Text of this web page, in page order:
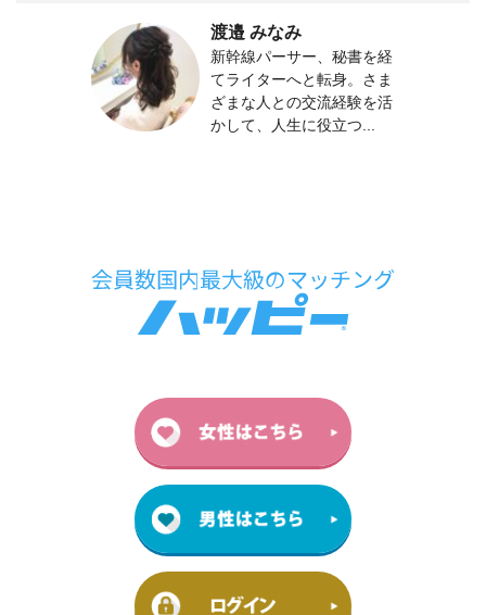
渡邉 みなみ
新幹線パーサー、秘書を経
てライターへと転身。さま
ざまな人との交流経験を活
かして、人生に役立つ...